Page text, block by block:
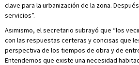
clave para la urbanización de la zona.
servicios”.
Asimismo, el secretario subrayó que “los
con las respuestas certeras y concisas que
perspectiva de los tiempos de obra y de
Entendemos que existe una necesidad